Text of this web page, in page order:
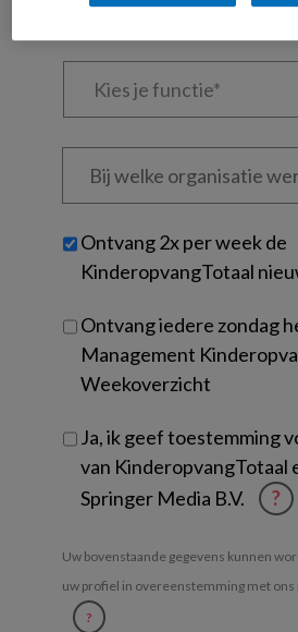
Kies
Bij
welke
je?
Untitled
Ontvang 2x per week de
KinderopvangTotaal
Ontvang iedere zondag
Management
Weekoverzicht
Ja, ik geef toestemming
van KinderopvangTotaal
Springer Media B.V.
?
Uw bovenstaande gegevens kunnen
uw profiel in overeenstemming met ons
?